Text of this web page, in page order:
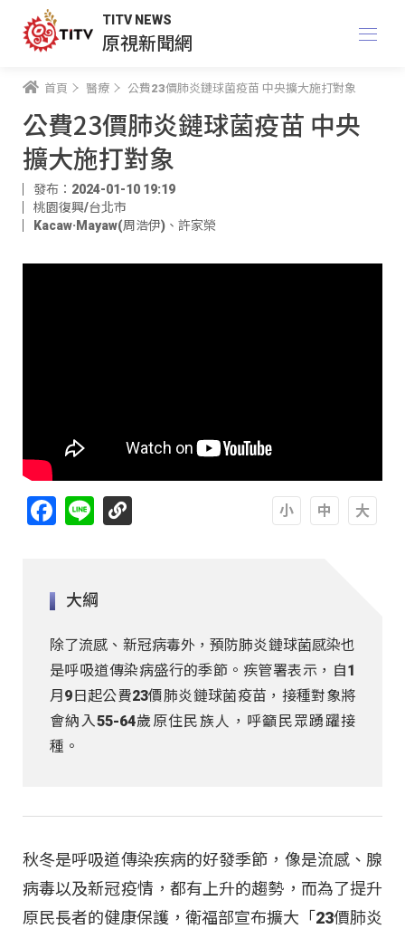
TITV NEWS
原視新聞網
首頁 醫療 公費23價肺炎鏈球菌疫苗 中央擴大施打對象
公費23價肺炎鏈球菌疫苗 中央
擴大施打對象
發布：2024-01-10 19:19
桃園復興/台北市
Kacaw·Mayaw(周浩伊) 、 許家榮
Facebook
Line
大綱
除了流感、新冠病毒外，預防肺炎鏈球菌感染也
是呼吸道傳染病盛行的季節。疾管署表示，自1
月9日起公費23價肺炎鏈球菌疫苗，接種對象將
會納入55-64歲原住民族人，呼籲民眾踴躍接
種。
秋冬是呼吸道傳染疾病的好發季節，像是流感、腺
病毒以及新冠疫情，都有上升的趨勢，而為了提升
原民長者的健康保護，衛福部宣布擴大「23價肺炎